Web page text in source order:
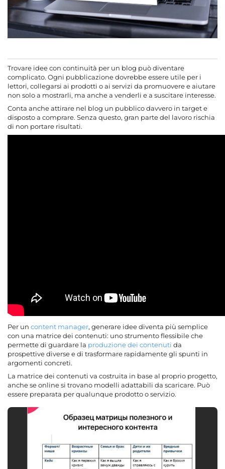
Trovare idee con continuità per un blog può diventare
complicato. Ogni pubblicazione dovrebbe essere utile per i
lettori, collegarsi ai prodotti o ai servizi da promuovere e aiutare
non solo a mostrarli, ma anche a venderli e a suscitare interesse.
Conta anche attirare nel blog un pubblico davvero in target e
disposto a comprare. Senza questo, gran parte del lavoro rischia
di non portare risultati.
Per un content manager, generare idee diventa più semplice
con una matrice dei contenuti: uno strumento flessibile che
permette di guardare la produzione dei contenuti da
prospettive diverse e di trasformare rapidamente gli spunti in
argomenti concreti.
La matrice dei contenuti va costruita in base al proprio progetto,
anche se online si trovano modelli adattabili da scaricare. Può
essere preparata per qualunque prodotto o servizio.